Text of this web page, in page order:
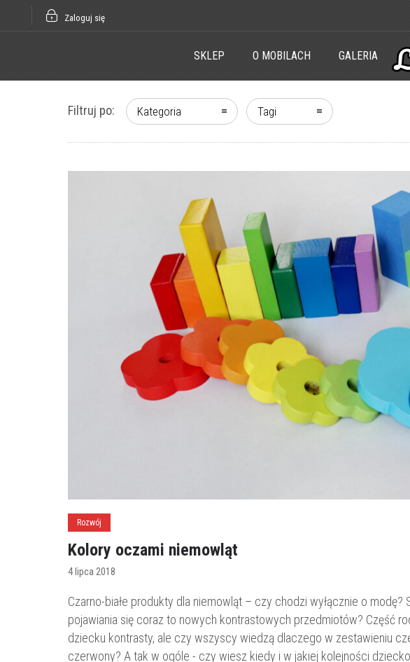
Zaloguj się
SKLEP O MOBILACH GALERIA
Filtruj po: Kategoria Tagi
Rozwój
Kolory oczami niemowląt
4 lipca 2018
Czarno-białe produkty dla niemowląt – czy chodzi wyłącznie o
pojawiania się coraz to nowych kontrastowych przedmiotów? Część
dziecku kontrasty, ale czy wszyscy wiedzą dlaczego w zestawieniu
czerwony? A tak w ogóle - czy wiesz kiedy i w jakiej kolejności